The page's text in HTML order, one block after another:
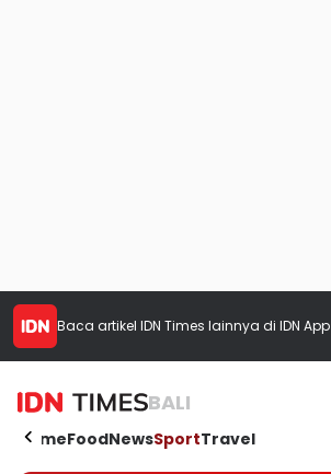
Baca artikel IDN Times lainnya di IDN App
BALI
HomeFoodNewsSportTravel